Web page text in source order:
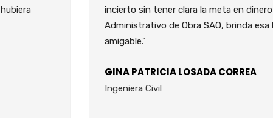
incierto sin tener clara la meta en
Administrativo de Obra SAO, brinda
amigable."
GINA PATRICIA LOSADA CORREA
Ingeniera Civil